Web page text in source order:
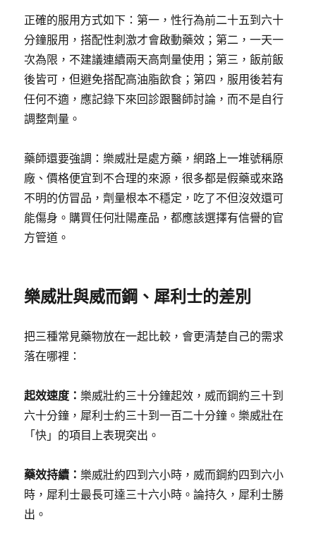
正確的服用方式如下：第一，性行為前二十五到六十
分鐘服用，搭配性刺激才會啟動藥效；第二，一天一
次為限，不建議連續兩天高劑量使用；第三，飯前飯
後皆可，但避免搭配高油脂飲食；第四，服用後若有
任何不適，應記錄下來回診跟醫師討論，而不是自行
調整劑量。
藥師還要強調：樂威壯是處方藥，網路上一堆號稱原
廠、價格便宜到不合理的來源，很多都是假藥或來路
不明的仿冒品，劑量根本不穩定，吃了不但沒效還可
能傷身。購買任何壯陽產品，都應該選擇有信譽的官
方管道。
樂威壯與威而鋼、犀利士的差別
把三種常見藥物放在一起比較，會更清楚自己的需求
落在哪裡：
起效速度：樂威壯約三十分鐘起效，威而鋼約三十到
六十分鐘，犀利士約三十到一百二十分鐘。樂威壯在
「快」的項目上表現突出。
藥效持續：樂威壯約四到六小時，威而鋼約四到六小
時，犀利士最長可達三十六小時。論持久，犀利士勝
出。